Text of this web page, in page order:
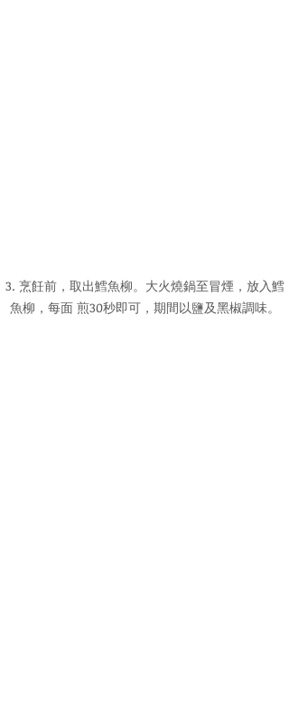
3. 烹飪前，取出鱈魚柳。大火燒鍋至冒煙，放入鱈
魚柳，每面 煎30秒即可，期間以鹽及黑椒調味。